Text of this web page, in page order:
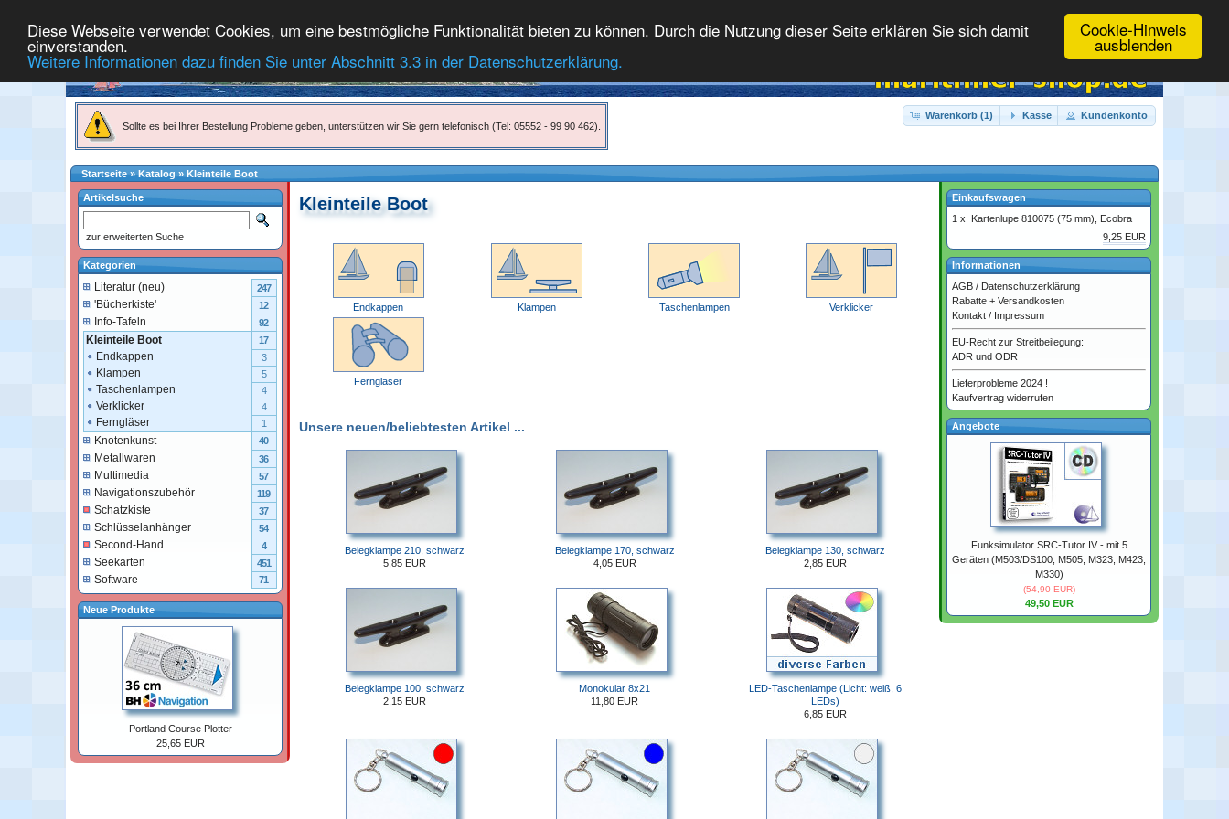
Cookie-Hinweis
ausblenden
Diese Webseite verwendet Cookies, um eine bestmögliche Funktionalität bieten zu können. Durch die Nutzung dieser Seite erklären Sie sich damit
einverstanden.
Weitere Informationen dazu finden Sie unter Abschnitt 3.3 in der Datenschutzerklärung.
Sollte es bei Ihrer Bestellung Probleme geben, unterstützen wir Sie gern telefonisch (Tel: 05552 - 99 90 462).
Warenkorb (1) Kasse Kundenkonto
Startseite»Katalog » Kleinteile Boot
Kleinteile Boot
Endkappen Klampen Taschenlampen Verklicker
Ferngläser
Unsere neuen/beliebtesten Artikel ...
Belegklampe 210, schwarz
5,85 EUR
Belegklampe 170, schwarz
4,05 EUR
Belegklampe 130, schwarz
2,85 EUR
Belegklampe 100, schwarz
2,15 EUR
Monokular 8x21
11,80 EUR
LED-Taschenlampe (Licht: weiß, 6
LEDs)
6,85 EUR
Artikelsuche
zur erweiterten Suche
Kategorien
Literatur (neu) 247
'Bücherkiste' 12
Info-Tafeln 92
Kleinteile Boot 17
Endkappen 3
Klampen 5
Taschenlampen 4
Verklicker 4
Ferngläser 1
Knotenkunst 40
Metallwaren 36
Multimedia 57
Navigationszubehör 119
Schatzkiste 37
Schlüsselanhänger 54
Second-Hand 4
Seekarten 451
Software 71
Neue Produkte
Portland Course Plotter
25,65 EUR
Einkaufswagen
1 x
Kartenlupe 810075 (75 mm), Ecobra
9,25 EUR
Informationen
AGB / Datenschutzerklärung
Rabatte + Versandkosten
Kontakt / Impressum
EU-Recht zur Streitbeilegung:
ADR und ODR
Lieferprobleme 2024 !
Kaufvertrag widerrufen
Angebote
Funksimulator SRC-Tutor IV - mit 5
Geräten (M503/DS100, M505, M323, M423,
M330)
(54,90 EUR)
49,50 EUR